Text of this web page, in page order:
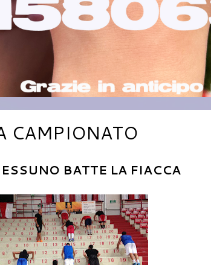
CAMPIONATO
BATTE LA FIACCA